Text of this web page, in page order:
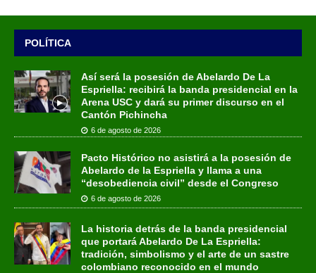
POLÍTICA
Así será la posesión de Abelardo De La
Espriella: recibirá la banda presidencial en la
Arena USC y dará su primer discurso en el
Cantón Pichincha
6 de agosto de 2026
Pacto Histórico no asistirá a la posesión de
Abelardo de la Espriella y llama a una
“desobediencia civil” desde el Congreso
6 de agosto de 2026
La historia detrás de la banda presidencial
que portará Abelardo De La Espriella:
tradición, simbolismo y el arte de un sastre
colombiano reconocido en el mundo